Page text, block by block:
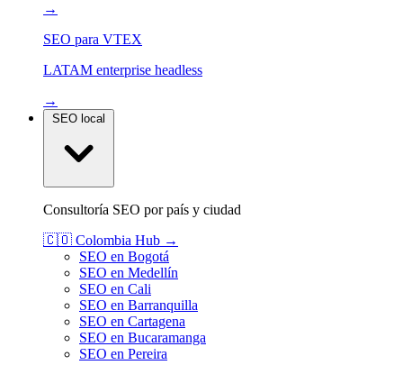
→
SEO para VTEX
LATAM enterprise headless
→
Consultoría SEO por país y ciudad
🇨🇴 Colombia Hub →
SEO en Bogotá
SEO en Medellín
SEO en Cali
SEO en Barranquilla
SEO en Cartagena
SEO en Bucaramanga
SEO en Pereira